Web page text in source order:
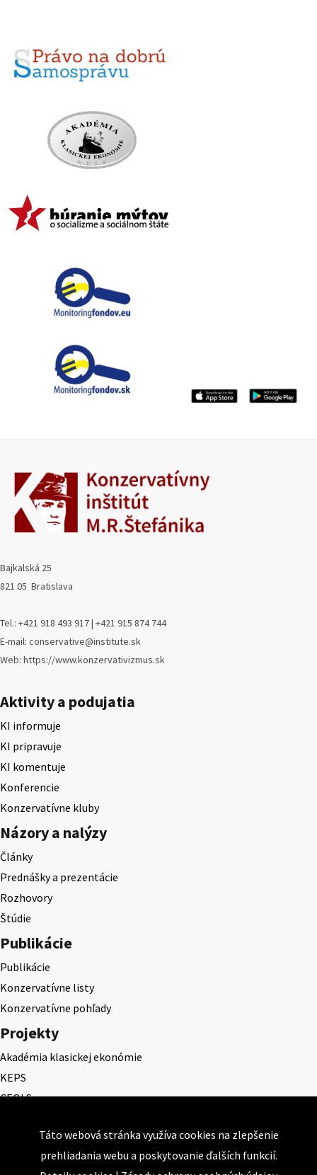
Bajkalská 25
821 05 Bratislava
Tel.: +421 918 493 917 | +421 915 874 744
E-mail: conservative@institute.sk
Web: https://www.konzervativizmus.sk
Aktivity a podujatia
KI informuje
KI pripravuje
KI komentuje
Konferencie
Konzervatívne kluby
Názory a nalýzy
Články
Prednášky a prezentácie
Rozhovory
Štúdie
Publikácie
Publikácie
Konzervatívne listy
Konzervatívne pohľady
Projekty
Akadémia klasickej ekonómie
KEPS
CEQLS
Cena Ernesta Valka
Študentská esej
Táto webová stránka využíva cookies na zlepšenie
prehliadania webu a poskytovanie ďalších funkcií.